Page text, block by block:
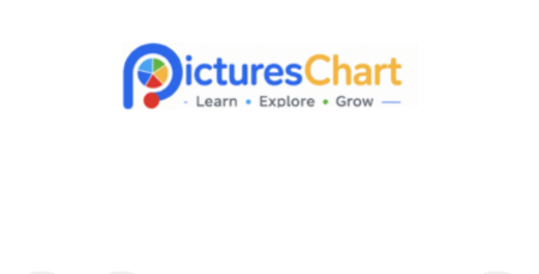
hành động theo cảm xúc. Nếu chuyển sang ví lạnh, đây là tín
hiệu tích cực cho xu hướng dài hạn.